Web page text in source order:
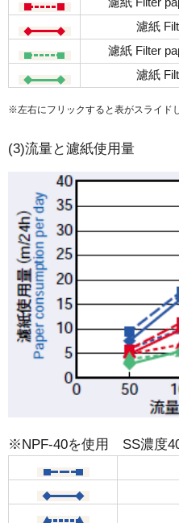
濾紙
濾紙 Filter
濾紙
※左右にフリックすると表がスライド
(3)流量と濾紙使用量
※NPF-40を使用 SS濃度